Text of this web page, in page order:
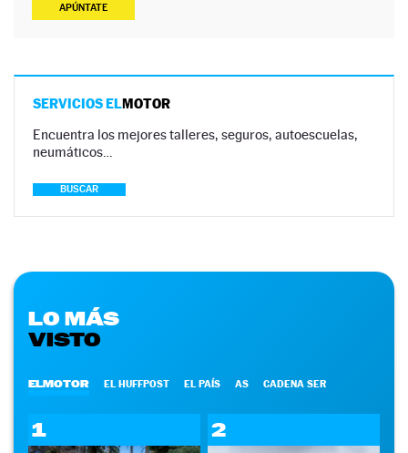
APÚNTATE
SERVICIOS ELMOTOR
Encuentra los mejores talleres, seguros, autoescuelas,
neumáticos…
BUSCAR
LO MÁS
VISTO
ELMOTOR EL HUFFPOST EL PAÍS AS CADENA SER
1 2